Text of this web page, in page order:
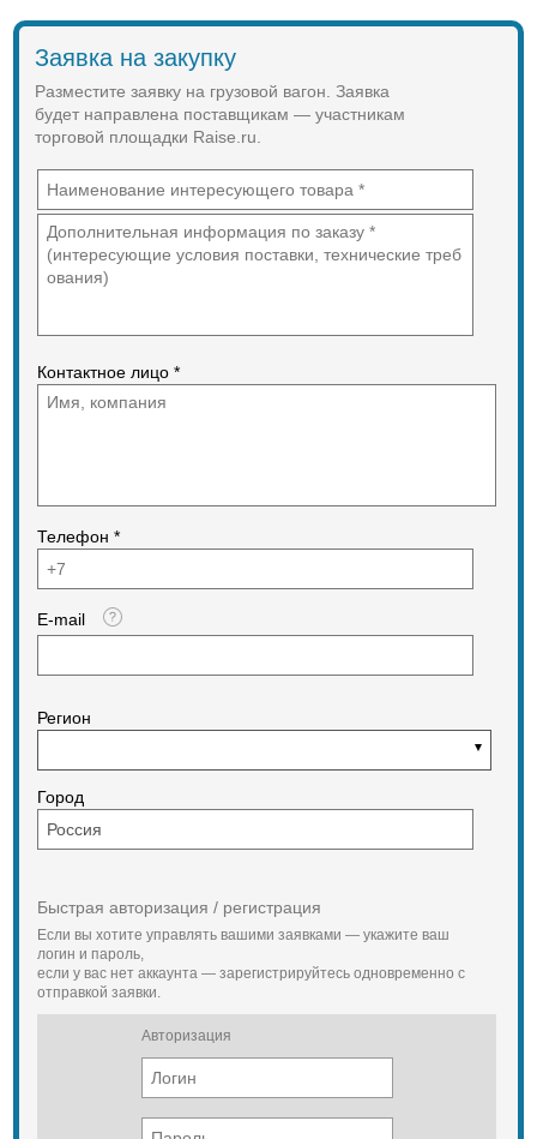
Заявка на закупку
Разместите заявку на грузовой вагон. Заявка
будет направлена поставщикам — участникам
торговой площадки Raise.ru.
Контактное лицо *
Телефон *
E-mail
Регион
Город
Быстрая авторизация / регистрация
Если вы хотите управлять вашими заявками — укажите ваш
логин и пароль,
если у вас нет аккаунта — зарегистрируйтесь одновременно с
отправкой заявки.
Авторизация